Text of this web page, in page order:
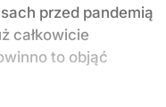
przed pandemią
całkowicie
to objąć